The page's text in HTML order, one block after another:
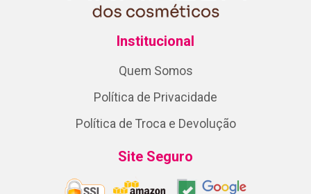
Institucional
Quem Somos
Política de Privacidade
Política de Troca e Devolução
Site Seguro